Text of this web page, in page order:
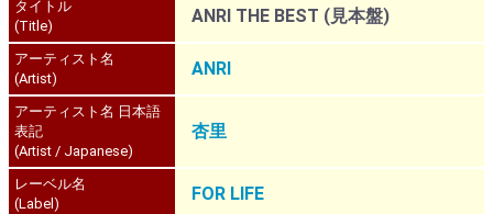
タイトル
(Title)
ANRI THE BEST (見本盤)
アーティスト名
(Artist)
ANRI
アーティスト名 日本語
表記
(Artist / Japanese)
杏里
レーベル名
(Label)
FOR LIFE